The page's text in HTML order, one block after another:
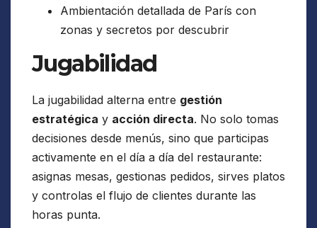
Ambientación detallada de París con
zonas y secretos por descubrir
Jugabilidad
La jugabilidad alterna entre gestión
estratégica y acción directa. No solo tomas
decisiones desde menús, sino que participas
activamente en el día a día del restaurante:
asignas mesas, gestionas pedidos, sirves platos
y controlas el flujo de clientes durante las
horas punta.